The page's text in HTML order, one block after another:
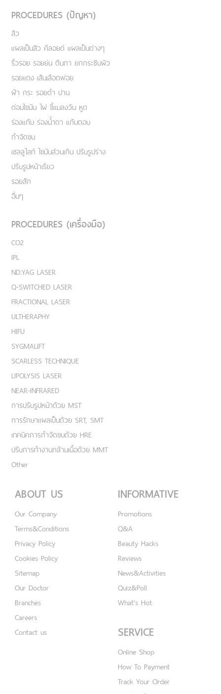
PROCEDURES (ปัญหา)
สิว
แผลเป็นสิว คีลอยด์ แผลเป็นต่างๆ
ริ้วรอย รอยย่น ตีนกา ยกกระชับผิว
รอยแดง เส้นเลือดฟอย
ฝ้า กระ รอยดำ ปาน
ต่อมไขมัน ไฝ ขี้แมลงวัน หูด
ร่องแก้ม ร่องน้ำตา แก้มตอบ
กำจัดขน
เชลลูไลท์ ไขมันส่วนเกิน ปรับรูปร่าง
ปรับรูปหน้าเรียว
รอยสัก
อื่นๆ
PROCEDURES (เครื่องมือ)
CO2
IPL
ND:YAG LASER
Q-SWITCHED LASER
FRACTIONAL LASER
ULTHERAPHY
HIFU
SYGMALIFT
SCARLESS TECHNIQUE
LIPOLYSIS LASER
NEAR-INFRARED
การปรับรูปหน้าด้วย MST
การรักษาแผลเป็นด้วย SRT, SMT
เทคนิคการกำจัดขนด้วย HRE
ปรับการทำงานกล้ามเนื้อด้วย MMT
Other
ABOUT US
Our Company
Terms&Conditions
Privacy Policy
Cookies Policy
Sitemap
Our Doctor
Branches
Careers
Contact us
INFORMATIVE
Promotions
Q&A
Beauty Hacks
Reviews
News&Activities
Quiz&Poll
What's Hot
SERVICE
Online Shop
How To Payment
Track Your Order